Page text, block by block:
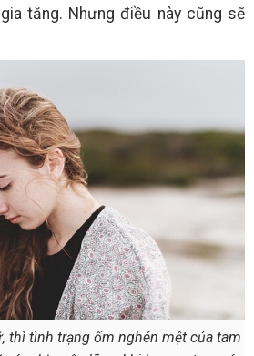
tăng. Nhưng điều này cũng sẽ
thì tình trạng ốm nghén mệt của tam